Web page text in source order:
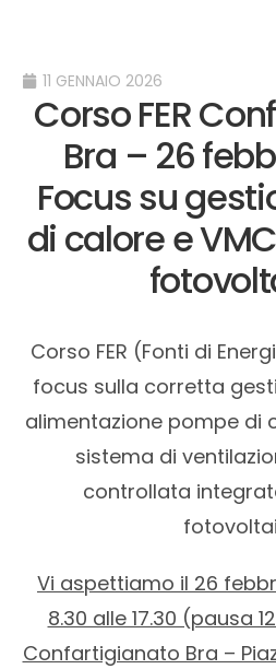
11 GENNAIO 2026
Corso FER
Bra – 26
Focus su
di calore e
Corso FER (Fonti di
focus sulla corretta
alimentazione pompe di
sistema di
controllata
Vi aspettiamo il 26
8.30 alle 17.30 (pausa
Confartigianato Bra –